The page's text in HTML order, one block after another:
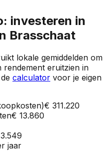
investeren in
Brasschaat
lokale gemiddelden om
eruitzien in
calculator voor je eigen
€ 311.220
€ 13.860
jaar